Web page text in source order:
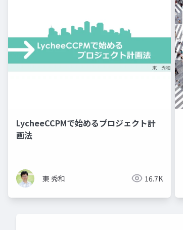
LycheeCCPMで始めるプロジェクト計
画法
東 秀和 16.7K